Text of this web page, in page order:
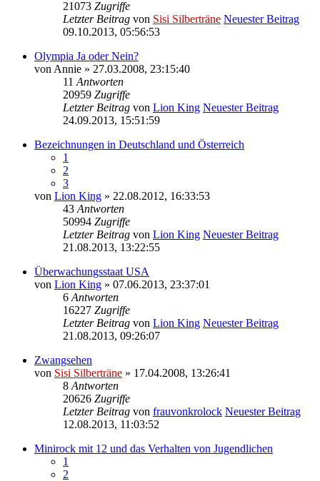
21073 Zugriffe
Letzter Beitrag von Sisi Silberträne Neuester Beitrag
09.10.2013, 05:56:53
Olympia Ja oder Nein?
von Annie » 27.03.2008, 23:15:40
11 Antworten
20959 Zugriffe
Letzter Beitrag von Lion King Neuester Beitrag
24.09.2013, 15:51:59
Bezeichnungen in Deutschland und Österreich
1
2
3
von Lion King » 22.08.2012, 16:33:53
43 Antworten
50994 Zugriffe
Letzter Beitrag von Lion King Neuester Beitrag
21.08.2013, 13:22:55
Überwachungsstaat USA
von Lion King » 07.06.2013, 23:37:01
6 Antworten
16227 Zugriffe
Letzter Beitrag von Lion King Neuester Beitrag
21.08.2013, 09:26:07
Zwangsehen
von Sisi Silberträne » 17.04.2008, 13:26:41
8 Antworten
20626 Zugriffe
Letzter Beitrag von frauvonkrolock Neuester Beitrag
12.08.2013, 11:03:52
Minirock mit 12 und das Verhalten von Jugendlichen
1
2